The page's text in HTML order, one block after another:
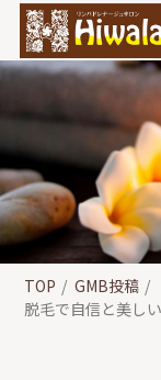
TOP
GMB投稿
脱毛で自信と美し